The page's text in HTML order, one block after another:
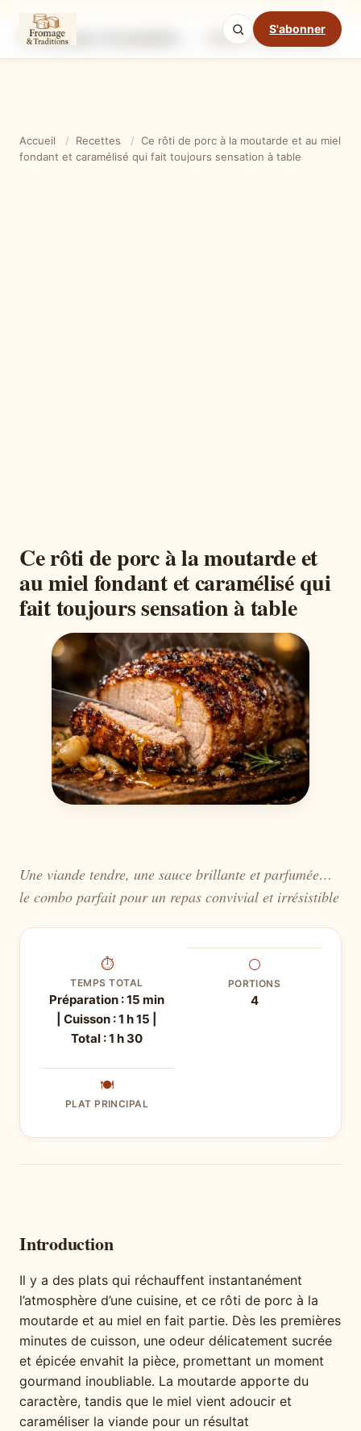
S'abonner
Ingrédients Étapes
Mode cuisine
Accueil / Recettes / Ce rôti de porc à la moutarde et au miel
fondant et caramélisé qui fait toujours sensation à table
Ce rôti de porc à la moutarde et
au miel fondant et caramélisé qui
fait toujours sensation à table
Une viande tendre, une sauce brillante et parfumée…
le combo parfait pour un repas convivial et irrésistible
⏱
TEMPS TOTAL
Préparation : 15 min
| Cuisson : 1 h 15 |
Total : 1 h 30
⚪
PORTIONS
4
🍽
PLAT PRINCIPAL
Introduction
Il y a des plats qui réchauffent instantanément
l’atmosphère d’une cuisine, et ce rôti de porc à la
moutarde et au miel en fait partie. Dès les premières
minutes de cuisson, une odeur délicatement sucrée
et épicée envahit la pièce, promettant un moment
gourmand inoubliable. La moutarde apporte du
caractère, tandis que le miel vient adoucir et
caraméliser la viande pour un résultat